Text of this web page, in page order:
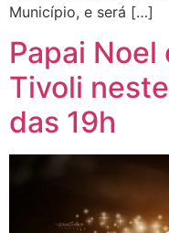
Município, e será […]
Papai Noel
Tivoli
das 19h